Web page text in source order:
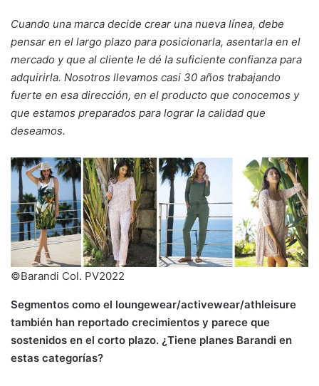
Cuando una marca decide crear una nueva línea, debe
pensar en el largo plazo para posicionarla, asentarla en el
mercado y que al cliente le dé la suficiente confianza para
adquirirla. Nosotros llevamos casi 30 años trabajando
fuerte en esa dirección, en el producto que conocemos y
que estamos preparados para lograr la calidad que
deseamos.
©Barandi Col. PV2022
Segmentos como el loungewear/activewear/athleisure
también han reportado crecimientos y parece que
sostenidos en el corto plazo. ¿Tiene planes Barandi en
estas categorías?